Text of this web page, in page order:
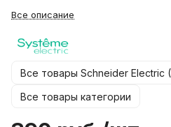
Все описание
Все товары Schneider Electric
Все товары категории